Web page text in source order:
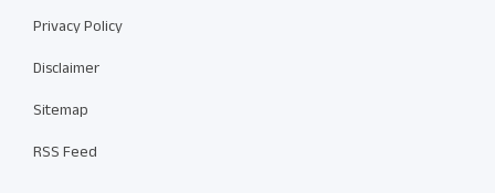
Privacy Policy
Disclaimer
Sitemap
RSS Feed